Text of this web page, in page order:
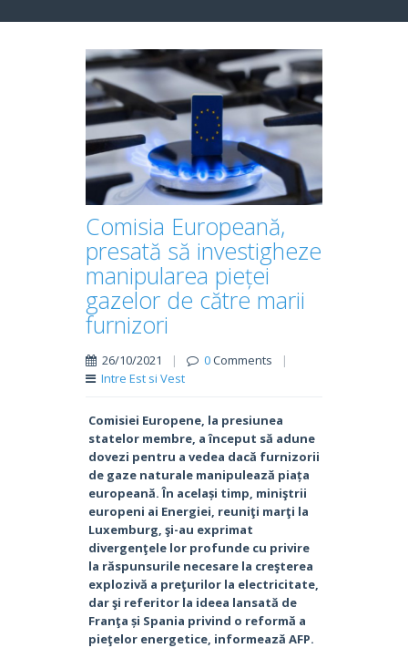
Comisia Europeană,
presată să investigheze
manipularea pieței
gazelor de către marii
furnizori
26/10/2021 | 0Comments
|
Intre Est si Vest
Comisiei Europene, la presiunea
statelor membre, a început să adune
dovezi pentru a vedea dacă furnizorii
de gaze naturale manipulează piața
europeană. În același timp, miniştrii
europeni ai Energiei, reuniţi marţi la
Luxemburg, şi-au exprimat
divergenţele lor profunde cu privire
la răspunsurile necesare la creşterea
explozivă a preţurilor la electricitate,
dar şi referitor la ideea lansată de
Franţa și Spania privind o reformă a
pieţelor energetice, informează AFP.